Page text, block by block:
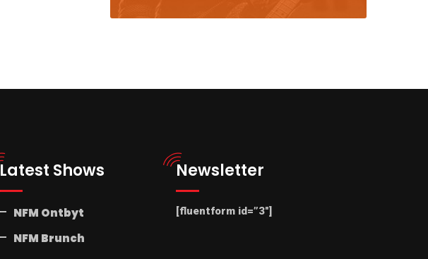
Latest Shows
NFM Ontbyt
NFM Brunch
Newsletter
[fluentform id=”3″]